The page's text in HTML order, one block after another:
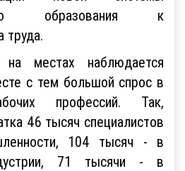
образования к
труда.
местах наблюдается
с тем большой спрос в
профессий. Так,
46 тысяч специалистов
104 тысяч - в
71 тысячи - в